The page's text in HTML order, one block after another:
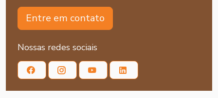
Entre em contato
Nossas redes sociais